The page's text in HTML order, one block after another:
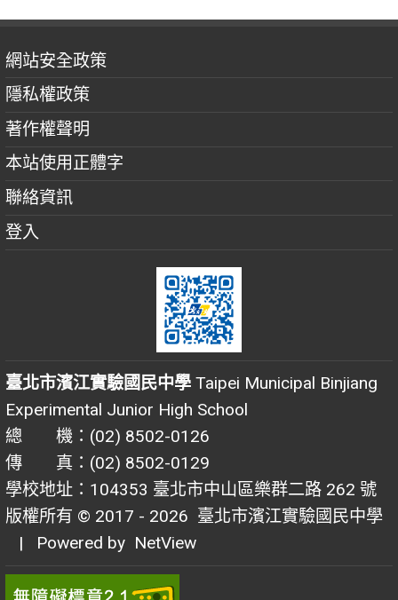
網站安全政策
隱私權政策
著作權聲明
本站使用正體字
聯絡資訊
登入
臺北市濱江實驗國民中學 Taipei Municipal Binjiang
Experimental Junior High School
總 機：(02) 8502-0126
傳 真：(02) 8502-0129
學校地址：104353 臺北市中山區樂群二路 262 號
版權所有 © 2017 - 2026 臺北市濱江實驗國民中學
| Powered by NetView